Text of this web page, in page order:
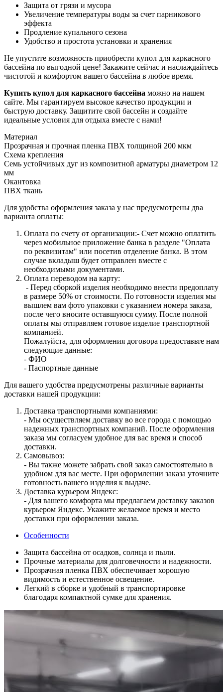
Защита от грязи и мусора
Увеличение температуры воды за счет парникового
эффекта
Продление купального сезона
Удобство и простота установки и хранения
Не упустите возможность приобрести купол для каркасного
бассейна по выгодной цене! Закажите сейчас и наслаждайтесь
чистотой и комфортом вашего бассейна в любое время.
Купить купол для каркасного бассейна можно на нашем
сайте. Мы гарантируем высокое качество продукции и
быструю доставку. Защитите свой бассейн и создайте
идеальные условия для отдыха вместе с нами!
Материал
Прозрачная и прочная пленка ПВХ толщиной 200 мкм
Схема крепления
Семь устойчивых дуг из композитной арматуры диаметром 12
мм
Окантовка
ПВХ ткань
Для удобства оформления заказа у нас предусмотрены два
варианта оплаты:
Оплата по счету от организации:- Счет можно оплатить
через мобильное приложение банка в разделе "Оплата
по реквизитам" или посетив отделение банка. В этом
случае вкладыш будет отправлен вместе с
необходимыми документами.
Оплата переводом на карту:
- Перед сборкой изделия необходимо внести предоплату
в размере 50% от стоимости. По готовности изделия мы
вышлем вам фото упаковки с указанием номера заказа,
после чего вносите оставшуюся сумму. После полной
оплаты мы отправляем готовое изделие транспортной
компанией.
Пожалуйста, для оформления договора предоставьте нам
следующие данные:
- ФИО
- Паспортные данные
Для вашего удобства предусмотрены различные варианты
доставки нашей продукции:
Доставка транспортными компаниями:
- Мы осуществляем доставку во все города с помощью
надежных транспортных компаний. После оформления
заказа мы согласуем удобное для вас время и способ
доставки.
Самовывоз:
- Вы также можете забрать свой заказ самостоятельно в
удобном для вас месте. При оформлении заказа уточните
готовность вашего изделия к выдаче.
Доставка курьером Яндекс:
- Для вашего комфорта мы предлагаем доставку заказов
курьером Яндекс. Укажите желаемое время и место
доставки при оформлении заказа.
Особенности
Защита бассейна от осадков, солнца и пыли.
Прочные материалы для долговечности и надежности.
Прозрачная пленка ПВХ обеспечивает хорошую
видимость и естественное освещение.
Легкий в сборке и удобный в транспортировке
благодаря компактной сумке для хранения.